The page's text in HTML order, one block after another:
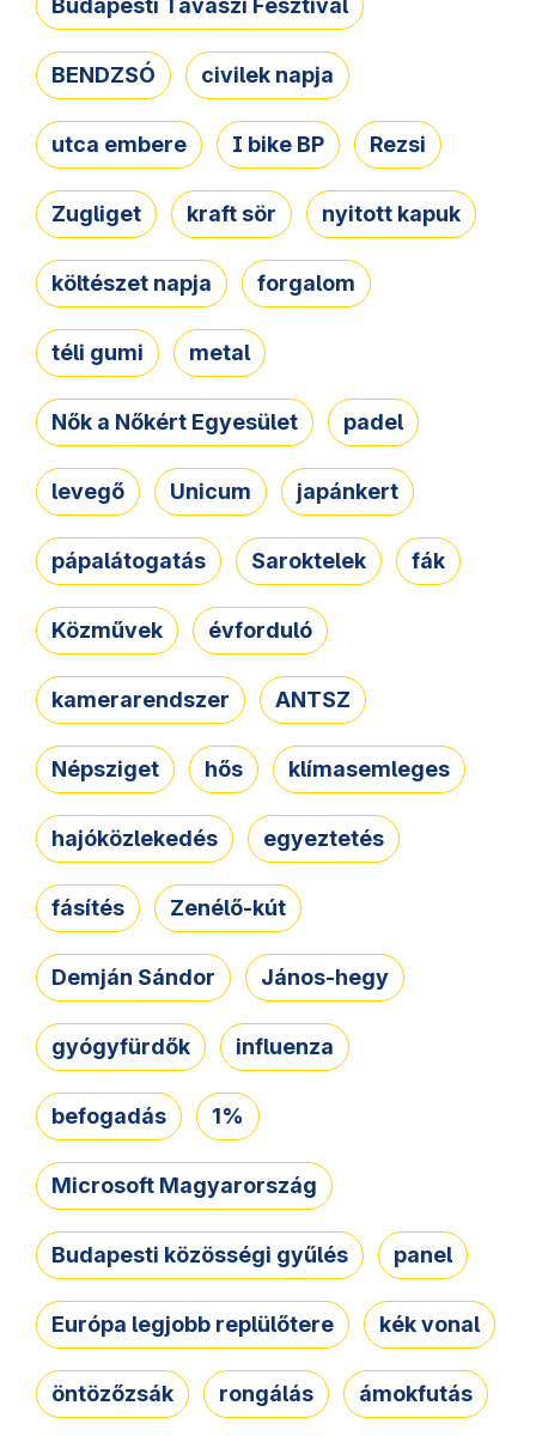
Budapesti Tavaszi Fesztivál
BENDZSÓ civilek napja
utca embere I bike BP Rezsi
Zugliget kraft sör nyitott kapuk
költészet napja forgalom
téli gumi metal
Nők a Nőkért Egyesület padel
levegő Unicum japánkert
pápalátogatás Saroktelek fák
Közművek évforduló
kamerarendszer ANTSZ
Népsziget hős klímasemleges
hajóközlekedés egyeztetés
fásítés Zenélő-kút
Demján Sándor János-hegy
gyógyfürdők influenza
befogadás 1%
Microsoft Magyarország
Budapesti közösségi gyűlés panel
Európa legjobb replülőtere kék vonal
öntözőzsák rongálás ámokfutás